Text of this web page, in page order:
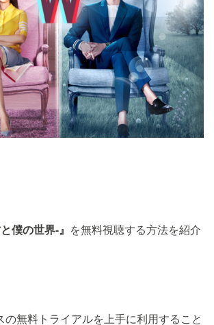
と僕の世界-』
を無料視聴する方法を紹介
の無料トライアルを上手に利用すること